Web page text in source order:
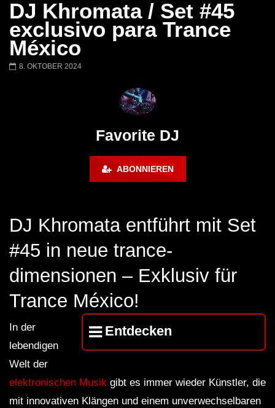
DJ Khromata / Set #45
exclusivo para Trance
México
8. OKTOBER 2024
Favorite DJ
ABONNIEREN
DJ Khromata entführt mit Set
#45 in neue trance-
dimensionen – Exklusiv für
Trance México!
Entdecken
In der
lebendigen
Welt der
elektronischen Musik gibt es immer wieder Künstler, die
mit innovativen Klängen und einem unverwechselbaren